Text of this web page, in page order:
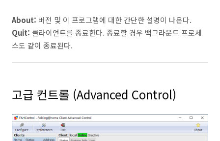
About: 버전 및 이 프로그램에 대한 간단한 설명이 나온다.
Quit: 클라이언트를 종료한다. 종료할 경우 백그라운드 프로세
스도 같이 종료된다.
고급 컨트롤 (Advanced Control)